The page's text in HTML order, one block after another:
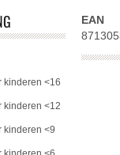
Alle leeftijden-filter toepassen
kinderen <16
kinderen <12
kinderen <9
EAN